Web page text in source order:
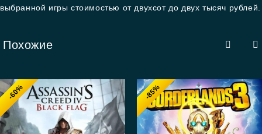
выбранной игры стоимостью от двухсот до двух тысяч рублей.
Похожие
-60% -85%